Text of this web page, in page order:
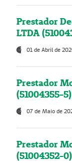
Prestador
LTDA
01 de Abril de
Prestador
(51004355-5)
07 de Maio de
Prestador
(51004352-0)